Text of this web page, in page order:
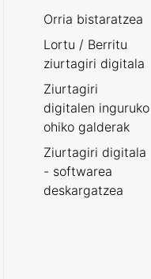
Orria bistaratzea
Lortu / Berritu
ziurtagiri digitala
Ziurtagiri
digitalen inguruko
ohiko galderak
Ziurtagiri digitala
- softwarea
deskargatzea